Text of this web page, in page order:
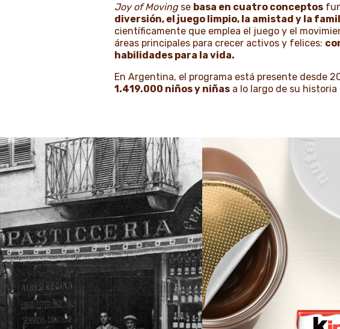
Joy of Moving se basa en cuatro conceptos
diversión, el juego limpio, la amistad y la
científicamente que emplea el juego y el
áreas principales para crecer activos y felices:
habilidades para la vida.
En Argentina, el programa está presente desde
1.419.000 niños y niñas a lo largo de su historia